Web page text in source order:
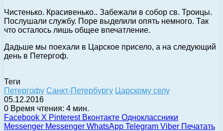
Чистенько. Красивенько.. Забежали в собор св. Троицы.
Послушали службу. Поре выделили опять немного. Так
что осталось лишь общее впечатление.
Дадьше мы поехали в Царское присело, а на следующий
день в Петергоф.
Теги
Петергофу Санкт-Петербургу Царскому селу
05.12.2016
0 Время чтения: 4 мин.
Facebook X Pinterest Вконтакте Одноклассники
Messenger Messenger WhatsApp Telegram Viber Печатать